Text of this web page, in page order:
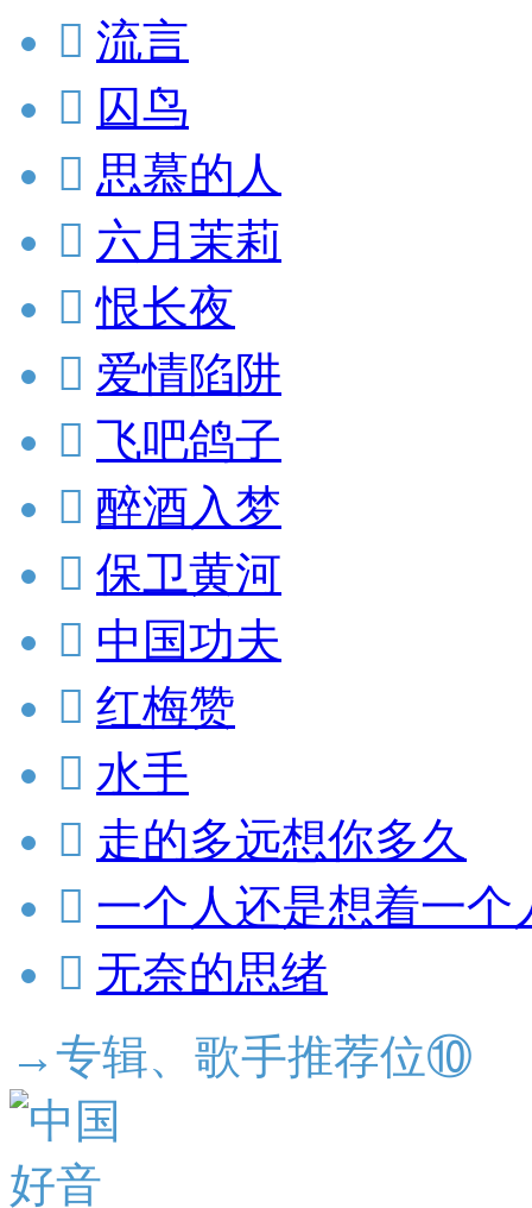
 流言
 囚鸟
 思慕的人
 六月茉莉
 恨长夜
 爱情陷阱
 飞吧鸽子
 醉酒入梦
 保卫黄河
 中国功夫
 红梅赞
 水手
 走的多远想你多久
 一个人还是想着一个
 无奈的思绪
→专辑、歌手推荐位⑩